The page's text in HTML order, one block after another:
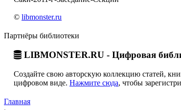
© libmonster.ru
Партнёры библиотеки
LIBMONSTER.RU - Цифровая
Создайте свою авторскую коллекцию статей,
цифровом виде. Нажмите сюда, чтобы
Главная